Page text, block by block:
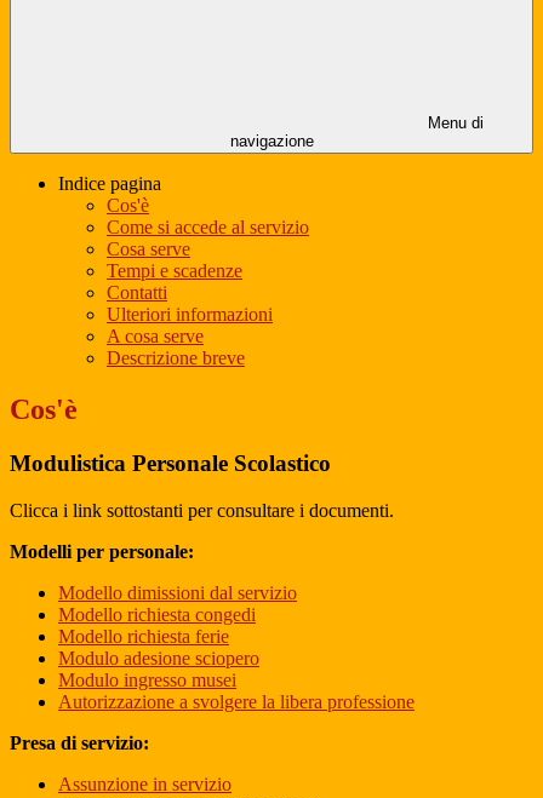
Menu di
navigazione
Indice pagina
Cos'è
Come si accede al servizio
Cosa serve
Tempi e scadenze
Contatti
Ulteriori informazioni
A cosa serve
Descrizione breve
Cos'è
Modulistica Personale Scolastico
Clicca i link sottostanti per consultare i documenti.
Modelli per personale:
Modello dimissioni dal servizio
Modello richiesta congedi
Modello richiesta ferie
Modulo adesione sciopero
Modulo ingresso musei
Autorizzazione a svolgere la libera professione
Presa di servizio:
Assunzione in servizio